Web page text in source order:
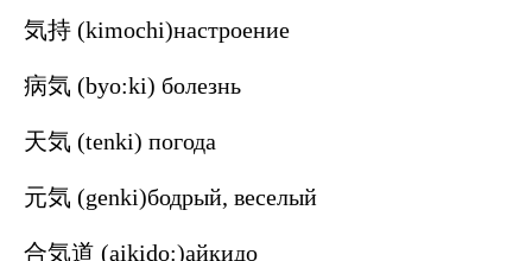
気持 (kimochi)настроение
病気 (byo:ki) болезнь
天気 (tenki) погода
元気 (genki)бодрый, веселый
合気道 (aikido:)айкидо